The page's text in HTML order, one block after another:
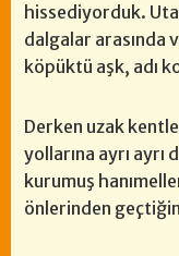
hissediyorduk.
dalgalar arasında
köpüktü aşk, adı
Derken uzak
yollarına ayrı ayrı
kurumuş
önlerinden